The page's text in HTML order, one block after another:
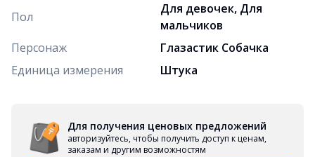
Пол
Для девочек, Для
мальчиков
Персонаж
Глазастик Собачка
Единица измерения
Штука
Для получения ценовых предложений
авторизуйтесь, чтобы получить доступ к ценам,
заказам и другим возможностям